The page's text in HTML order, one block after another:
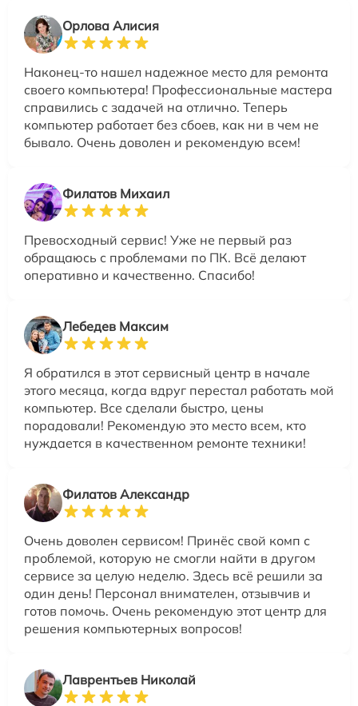
Орлова Алисия
Наконец-то нашел надежное место для ремонта
своего компьютера! Профессиональные мастера
справились с задачей на отлично. Теперь
компьютер работает без сбоев, как ни в чем не
бывало. Очень доволен и рекомендую всем!
Филатов Михаил
Превосходный сервис! Уже не первый раз
обращаюсь с проблемами по ПК. Всё делают
оперативно и качественно. Спасибо!
Лебедев Максим
Я обратился в этот сервисный центр в начале
этого месяца, когда вдруг перестал работать мой
компьютер. Все сделали быстро, цены
порадовали! Рекомендую это место всем, кто
нуждается в качественном ремонте техники!
Филатов Александр
Очень доволен сервисом! Принёс свой комп с
проблемой, которую не смогли найти в другом
сервисе за целую неделю. Здесь всё решили за
один день! Персонал внимателен, отзывчив и
готов помочь. Очень рекомендую этот центр для
решения компьютерных вопросов!
Лаврентьев Николай